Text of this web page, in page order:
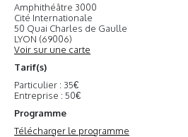
Amphithéâtre 3000
Cité Internationale
50 Quai Charles de Gaulle
LYON (69006)
Voir sur une carte
Tarif(s)
Particulier : 35€
Entreprise : 50€
Programme
Télécharger le programme